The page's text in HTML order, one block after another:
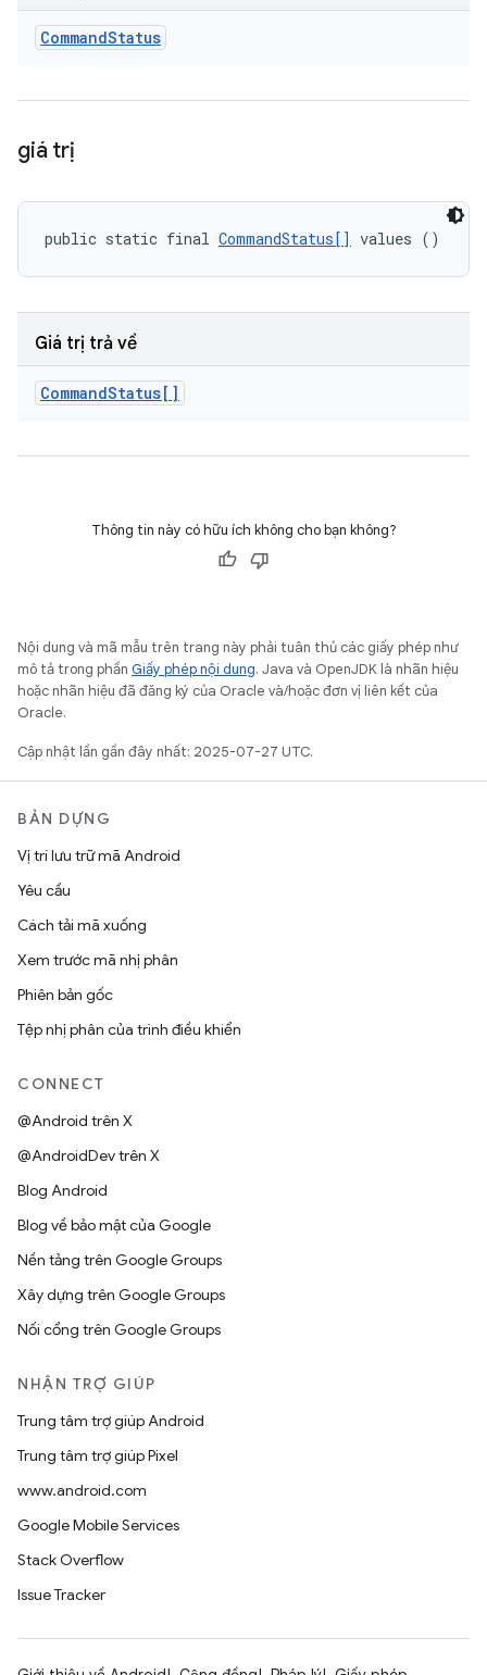
CommandStatus
giá trị
public static final CommandStatus[] values ()
Giá trị trả về
CommandStatus[]
Thông tin này có hữu ích không cho bạn không?
Nội dung và mã mẫu trên trang này phải tuân thủ các giấy phép như
mô tả trong phần Giấy phép nội dung. Java và OpenJDK là nhãn hiệu
hoặc nhãn hiệu đã đăng ký của Oracle và/hoặc đơn vị liên kết của
Oracle.
Cập nhật lần gần đây nhất: 2025-07-27 UTC.
BẢN DỰNG
Vị trí lưu trữ mã Android
Yêu cầu
Cách tải mã xuống
Xem trước mã nhị phân
Phiên bản gốc
Tệp nhị phân của trình điều khiển
CONNECT
@Android trên X
@AndroidDev trên X
Blog Android
Blog về bảo mật của Google
Nền tảng trên Google Groups
Xây dựng trên Google Groups
Nối cổng trên Google Groups
NHẬN TRỢ GIÚP
Trung tâm trợ giúp Android
Trung tâm trợ giúp Pixel
www.android.com
Google Mobile Services
Stack Overflow
Issue Tracker